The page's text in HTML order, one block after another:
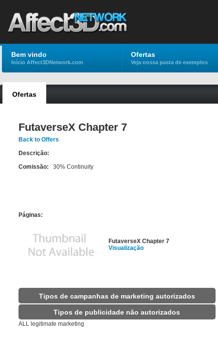
Bem vindo
Início Affect3DNetwork.com
Ofertas
Veja nossa pasta de exemplos
Ofertas
FutaverseX Chapter 7
Back to Offers
Descrição:
Comissão: 30% Continuity
Páginas:
FutaverseX Chapter 7
Visualização
Tipos de campanhas de marketing autorizados
Tipos de publicidade não autorizados
ALL legitimate marketing